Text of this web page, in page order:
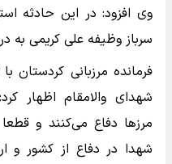
وی افزود: در این حادثه
سرباز وظیفه علی کریمی به
فرمانده مرزبانی کردستان
شهدای والامقام اظهار
مرز‌ها دفاع می‌کنند و قطعا
شهدا در دفاع از کشور و